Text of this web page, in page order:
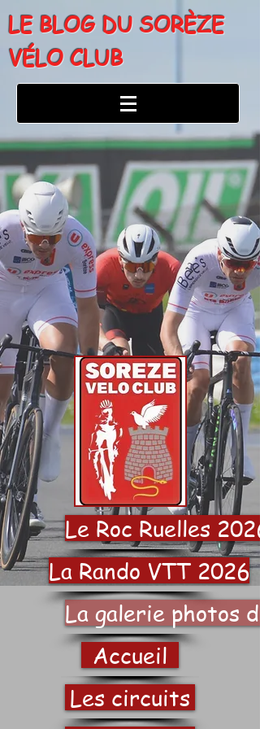
LE BLOG DU SORÈZE
VÉLO CLUB
Le Roc Ruelles 2026
La Rando VTT 2026
La galerie photos
Accueil
Les circuits